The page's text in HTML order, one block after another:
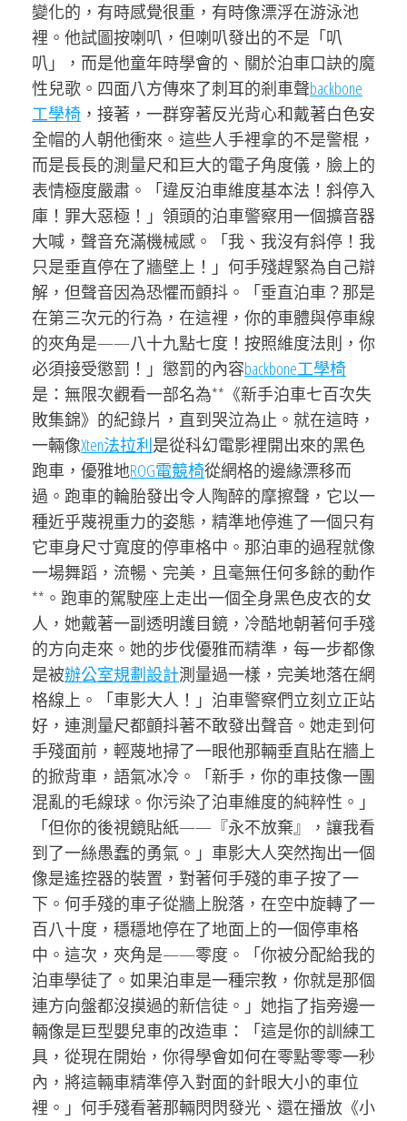
變化的，有時感覺很重，有時像漂浮在游泳池
裡。他試圖按喇叭，但喇叭發出的不是「叭
叭」，而是他童年時學會的、關於泊車口訣的魔
性兒歌。四面八方傳來了刺耳的剎車聲backbone
工學椅 ，接著，一群穿著反光背心和戴著白色安
全帽的人朝他衝來。這些人手裡拿的不是警棍，
而是長長的測量尺和巨大的電子角度儀，臉上的
表情極度嚴肅。「違反泊車維度基本法！斜停入
庫！罪大惡極！」領頭的泊車警察用一個擴音器
大喊，聲音充滿機械感。「我、我沒有斜停！我
只是垂直停在了牆壁上！」何手殘趕緊為自己辯
解，但聲音因為恐懼而顫抖。「垂直泊車？那是
在第三次元的行為，在這裡，你的車體與停車線
的夾角是——八十九點七度！按照維度法則，你
必須接受懲罰！」懲罰的內容backbone工學椅
是：無限次觀看一部名為**《新手泊車七百次失
敗集錦》的紀錄片，直到哭泣為止。就在這時，
一輛像Xten法拉利是從科幻電影裡開出來的黑色
跑車，優雅地ROG電競椅從網格的邊緣漂移而
過。跑車的輪胎發出令人陶醉的摩擦聲，它以一
種近乎蔑視重力的姿態，精準地停進了一個只有
它車身尺寸寬度的停車格中。那泊車的過程就像
一場舞蹈，流暢、完美，且毫無任何多餘的動作
**。跑車的駕駛座上走出一個全身黑色皮衣的女
人，她戴著一副透明護目鏡，冷酷地朝著何手殘
的方向走來。她的步伐優雅而精準，每一步都像
是被辦公室規劃設計測量過一樣，完美地落在網
格線上。「車影大人！」泊車警察們立刻立正站
好，連測量尺都顫抖著不敢發出聲音。她走到何
手殘面前，輕蔑地掃了一眼他那輛垂直貼在牆上
的掀背車，語氣冰冷。「新手，你的車技像一團
混亂的毛線球。你污染了泊車維度的純粹性。」
「但你的後視鏡貼紙——『永不放棄』，讓我看
到了一絲愚蠢的勇氣。」車影大人突然掏出一個
像是遙控器的裝置，對著何手殘的車子按了一
下。何手殘的車子從牆上脫落，在空中旋轉了一
百八十度，穩穩地停在了地面上的一個停車格
中。這次，夾角是——零度。「你被分配給我的
泊車學徒了。如果泊車是一種宗教，你就是那個
連方向盤都沒摸過的新信徒。」她指了指旁邊一
輛像是巨型嬰兒車的改造車：「這是你的訓練工
具，從現在開始，你得學會如何在零點零零一秒
內，將這輛車精準停入對面的針眼大小的車位
裡。」何手殘看著那輛閃閃發光、還在播放《小